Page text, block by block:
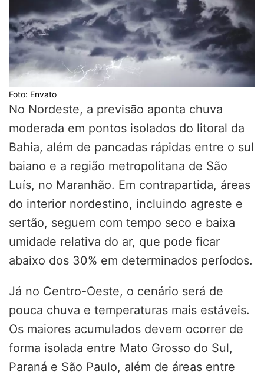
Foto: Envato
No Nordeste, a previsão aponta chuva
moderada em pontos isolados do litoral da
Bahia, além de pancadas rápidas entre o sul
baiano e a região metropolitana de São
Luís, no Maranhão. Em contrapartida, áreas
do interior nordestino, incluindo agreste e
sertão, seguem com tempo seco e baixa
umidade relativa do ar, que pode ficar
abaixo dos 30% em determinados períodos.
Já no Centro-Oeste, o cenário será de
pouca chuva e temperaturas mais estáveis.
Os maiores acumulados devem ocorrer de
forma isolada entre Mato Grosso do Sul,
Paraná e São Paulo, além de áreas entre